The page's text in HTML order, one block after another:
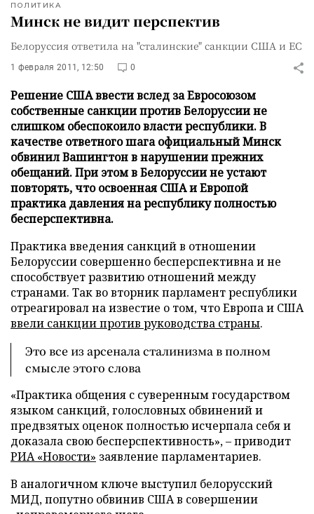
ПОЛИТИКА
Минск не видит перспектив
Белоруссия ответила на "сталинские" санкции США и ЕС
1 февраля 2011, 12:50 0
Решение США ввести вслед за Евросоюзом
собственные санкции против Белоруссии не
слишком обеспокоило власти республики. В
качестве ответного шага официальный Минск
обвинил Вашингтон в нарушении прежних
обещаний. При этом в Белоруссии не устают
повторять, что освоенная США и Европой
практика давления на республику полностью
бесперспективна.
Практика введения санкций в отношении
Белоруссии совершенно бесперспективна и не
способствует развитию отношений между
странами. Так во вторник парламент республики
отреагировал на известие о том, что Европа и США
ввели санкции против руководства страны.
Это все из арсенала сталинизма в полном
смысле этого слова
«Практика общения с суверенным государством
языком санкций, голословных обвинений и
предвзятых оценок полностью исчерпала себя и
доказала свою бесперспективность», – приводит
РИА «Новости» заявление парламентариев.
В аналогичном ключе выступил белорусский
МИД, попутно обвинив США в совершении